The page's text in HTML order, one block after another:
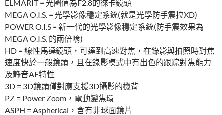
ELMARIT = 光圈值為F2.8的徠卡鏡頭
MEGA O.I.S. = 光學影像穩定系統(就是光學防手震拉XD)
POWER O.I.S = 新一代的光學影像穩定系統(防手震效果為
MEGA O.I.S. 的兩倍唷)
HD = 線性馬達鏡頭，可達到高速對焦，在錄影與拍照時對焦
速度快於一般鏡頭，且在錄影模式中有出色的跟踪對焦能力
及静音AF特性
3D = 3D鏡頭僅對應支援3D攝影的機背
PZ = Power Zoom，電動變焦環
ASPH = Aspherical，含有非球面鏡片